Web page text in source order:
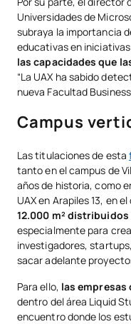
Universidades de
subraya la importancia
educativas en
las capacidades que
“La UAX ha sabido
nueva Facultad Business
Campus
Las titulaciones de esta
tanto en el campus de
años de historia, como
UAX en Arapiles 13, en
12.000 m² distribuidos
especialmente para
investigadores,
sacar adelante
Para ello, las
dentro del área Liquid
encuentro donde los